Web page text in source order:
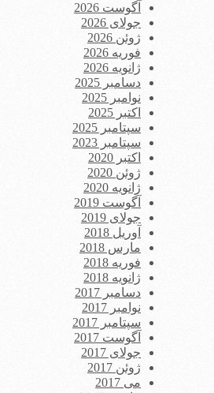
آگوست 2026
جولای 2026
ژوئن 2026
فوریه 2026
ژانویه 2026
دسامبر 2025
نوامبر 2025
اکتبر 2025
سپتامبر 2025
سپتامبر 2023
اکتبر 2020
ژوئن 2020
ژانویه 2020
آگوست 2019
جولای 2019
آوریل 2018
مارس 2018
فوریه 2018
ژانویه 2018
دسامبر 2017
نوامبر 2017
سپتامبر 2017
آگوست 2017
جولای 2017
ژوئن 2017
می 2017